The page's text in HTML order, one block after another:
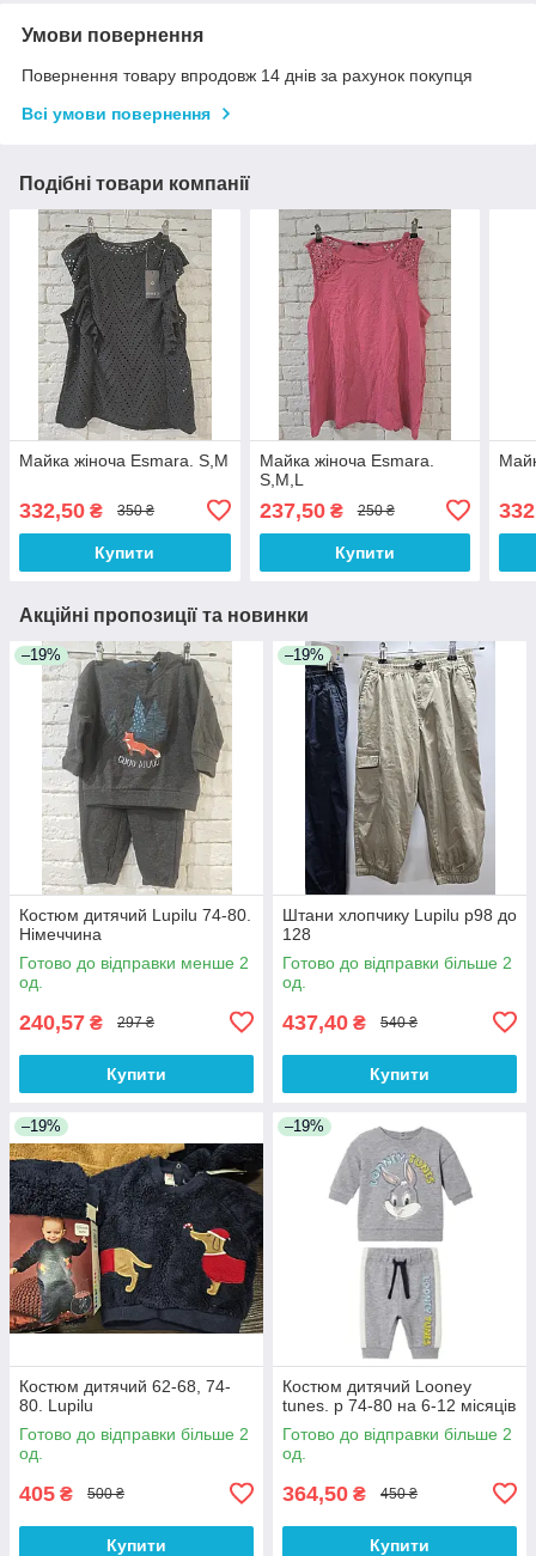
Умови повернення
Повернення товару впродовж 14 днів за рахунок покупця
Всі умови повернення
Подібні товари компанії
Майка жіноча Esmara. S,M
332,50 ₴ 350 ₴
Купити
Майка жіноча Esmara.
S,M,L
237,50₴ 250 ₴
Купити
Акційні пропозиції та новинки
–19%
Костюм дитячий Lupilu 74-80.
Німеччина
Готово до відправки менше 2
од.
240,57 ₴ 297 ₴
Купити
–19%
Штани хлопчику Lupilu р98 до
128
Готово до відправки більше 2
од.
437,40 ₴ 540 ₴
Купити
–19%
Костюм дитячий 62-68, 74-
80. Lupilu
Готово до відправки більше 2
од.
405 ₴ 500 ₴
Купити
–19%
Костюм дитячий Looney
tunes. р 74-80 на 6-12 місяців
Готово до відправки більше 2
од.
364,50 ₴ 450 ₴
Купити